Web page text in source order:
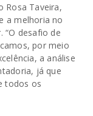
Rosa Taveira,
a melhoria no
“O desafio de
por meio
a análise
já que
todos os